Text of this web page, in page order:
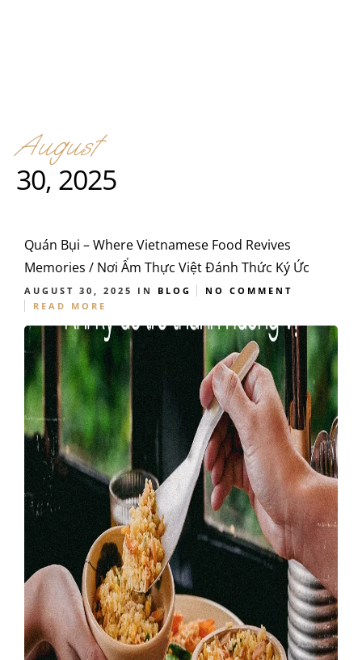
August
30, 2025
Quán Bụi – Where Vietnamese Food Revives
Memories / Nơi Ẩm Thực Việt Đánh Thức Ký Ức
AUGUST 30, 2025 IN BLOG
NO COMMENT
READ MORE